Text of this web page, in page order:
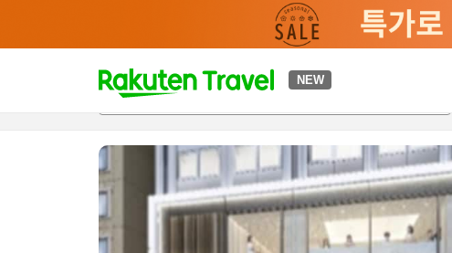
NEW
t
p
a
g
e
s
e
개요객실 & 숙박 상품이용 후기 편의 시설/서비스